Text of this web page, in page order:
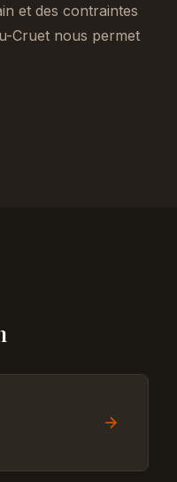
et des contraintes
Cruet nous permet